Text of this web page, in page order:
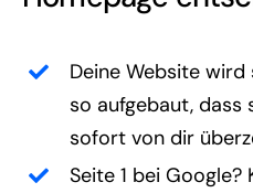
Deine Website
so aufgebaut, dass
sofort von dir
Seite 1 bei Google?